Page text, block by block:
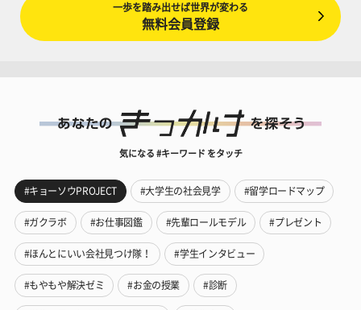
一歩を踏み出せば世界が変わる
無料会員登録
気になる #キーワード をタッチ
#キョーソウPROJECT #大学生の社会見学 #留学ロードマップ
#ガクラボ #お仕事図鑑 #先輩ロールモデル #プレゼント
#ほんとにいい会社見つけ隊！ #学生インタビュー
#もやもや解決ゼミ #お金の授業 #診断